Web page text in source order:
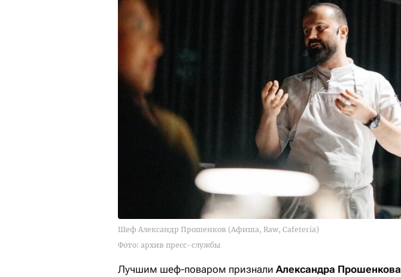
Шеф Александр Прошенков (Афиша, Raw, Cafeteria)
Фото: архив пресс-службы
Лучшим шеф-поваром признали Александра Прошенкова